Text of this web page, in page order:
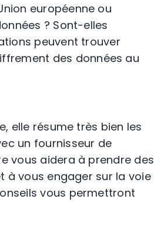
européenne ou
? Sont-elles
peuvent trouver
des données au
elle résume très bien les
un fournisseur de
vous aidera à prendre des
à vous engager sur la voie
vous permettront